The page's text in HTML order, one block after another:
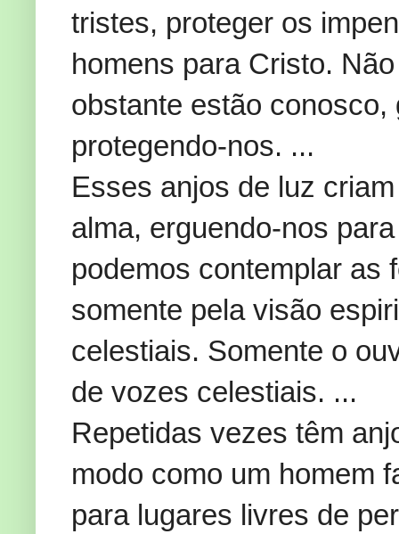
tristes, proteger os
homens para Cristo.
obstante estão
protegendo-nos. ...
Esses anjos de luz
alma, erguendo-nos
podemos contemplar as
somente pela visão
celestiais. Somente o
de vozes celestiais. ...
Repetidas vezes têm
modo como um homem
para lugares livres de